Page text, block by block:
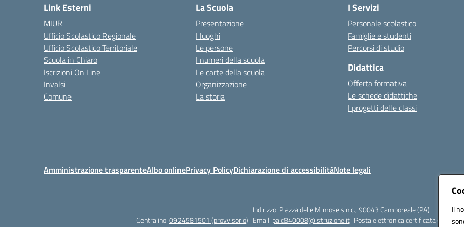
Il
Link Esterni
MIUR
Ufficio Scolastico Regionale
Ufficio Scolastico Territoriale
Scuola in Chiaro
Iscrizioni On Line
Invalsi
Comune
La Scuola
Presentazione
I luoghi
Le persone
I numeri della scuola
Le carte della scuola
Organizzazione
La storia
I Servizi
Personale scolastico
Famiglie e studenti
Percorsi di studio
Didattica
Offerta formativa
Le schede didattiche
I progetti delle classi
Amministrazione trasparenteAlbo onlinePrivacy PolicyDichiarazione di accessibilitàNote legali
Indirizzo: Piazza delle Mimose s.n.c., 90043 Camporeale (PA)
Centralino:0924581501 (provvisorio) Email: paic840008@istruzione.it Posta elettronica certificata (PEC):